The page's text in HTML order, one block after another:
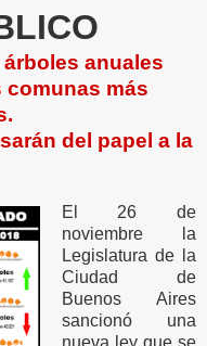
anuales
comunas más
del papel a la
El 26 de
noviembre la
Legislatura de la
Ciudad de
Buenos Aires
sancionó una
nueva ley que se